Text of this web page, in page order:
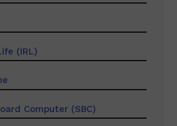
(IRL)
Computer (SBC)